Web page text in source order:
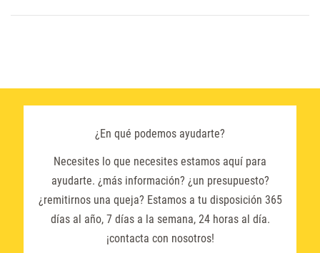
¿En qué podemos ayudarte?
Necesites lo que necesites estamos aquí para
ayudarte. ¿más información? ¿un presupuesto?
¿remitirnos una queja? Estamos a tu disposición 365
días al año, 7 días a la semana, 24 horas al día.
¡contacta con nosotros!